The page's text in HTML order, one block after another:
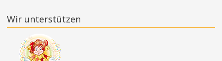
Wir unterstützen